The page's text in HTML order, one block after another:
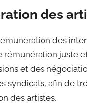
des
des
juste
et des
syndicats, afin de
des artistes.